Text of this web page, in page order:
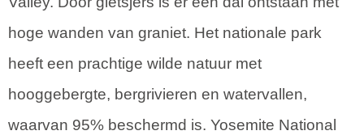
hoge wanden van graniet. Het nationale park
heeft een prachtige wilde natuur met
hooggebergte, bergrivieren en watervallen,
waarvan 95% beschermd is. Yosemite National